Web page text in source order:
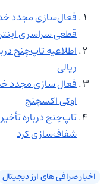
فعال‌سازی مجدد
قطعی سراسری
اطلاعیه تاپ‌چنج
ریالی
فعال‌ سازی مجدد
اوکی‌ اکسچنج
تاپ‌چنج درباره
شفاف‌سازی کرد
اخبار صرافی‌ های ارز دیجیتال